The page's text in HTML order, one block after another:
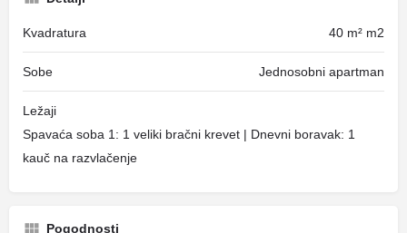
Kvadratura 40 m² m2
Sobe Jednosobni apartman
Ležaji
Spavaća soba 1: 1 veliki bračni krevet | Dnevni boravak: 1
kauč na razvlačenje
Pogodnosti